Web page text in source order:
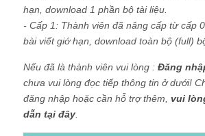
hạn, download 1 phần bộ tài liệu.
- Cấp 1: Thành viên đã nâng cấp từ cấp
bài viết giớ hạn, download toàn bộ (full)
Nếu đã là thành viên vui lòng : Đăng
chưa vui lòng đọc tiếp thông tin ở dưới!
đăng nhập hoặc cần hỗ trợ thêm, vui
dẫn tại đây